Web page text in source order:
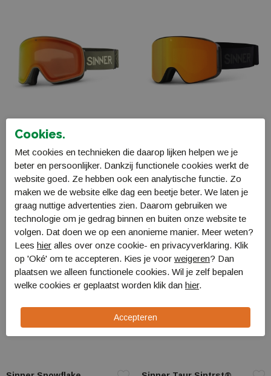
Sinner Snowghost
Sintrast® Trans+®
SIGO-195-76-HC58
€ 159,99
Sinner Aura
SIGO-200-10A-18
€ 109,99
Cookies.
Met cookies en technieken die daarop lijken helpen we je
beter en persoonlijker. Dankzij functionele cookies werkt de
website goed. Ze hebben ook een analytische functie. Zo
maken we de website elke dag een beetje beter. We laten je
graag nuttige advertenties zien. Daarom gebruiken we
technologie om je gedrag binnen en buiten onze website te
volgen. Dat doen we op een anonieme manier. Meer weten?
Lees hier alles over onze cookie- en privacyverklaring. Klik
op 'Oké' om te accepteren. Kies je voor weigeren? Dan
plaatsen we alleen functionele cookies. Wil je zelf bepalen
welke cookies er geplaatst worden klik dan hier.